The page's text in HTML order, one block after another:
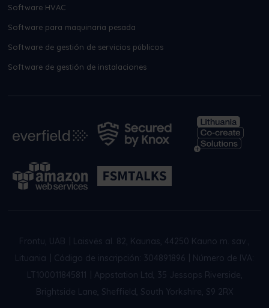
Software HVAC
Software para maquinaria pesada
Software de gestión de servicios públicos
Software de gestión de instalaciones
Frontu, UAB
Laisvės al. 82, Kaunas, 44250 Kauno m. sav.,
Lituania
Código de inscripción: 304891896
Número de IVA:
LT100011845811
Appstation Ltd, 35 Jessops Riverside,
Brightside Lane, Sheffield, South Yorkshire, S9 2RX